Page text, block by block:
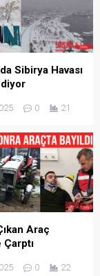
Sibirya Havası
0 21
Araç
0 22